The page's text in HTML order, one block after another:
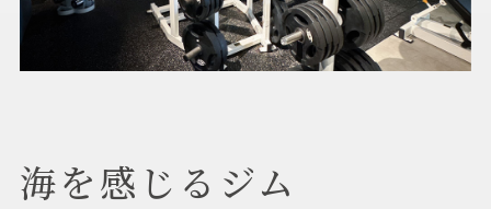
海を感じるジム